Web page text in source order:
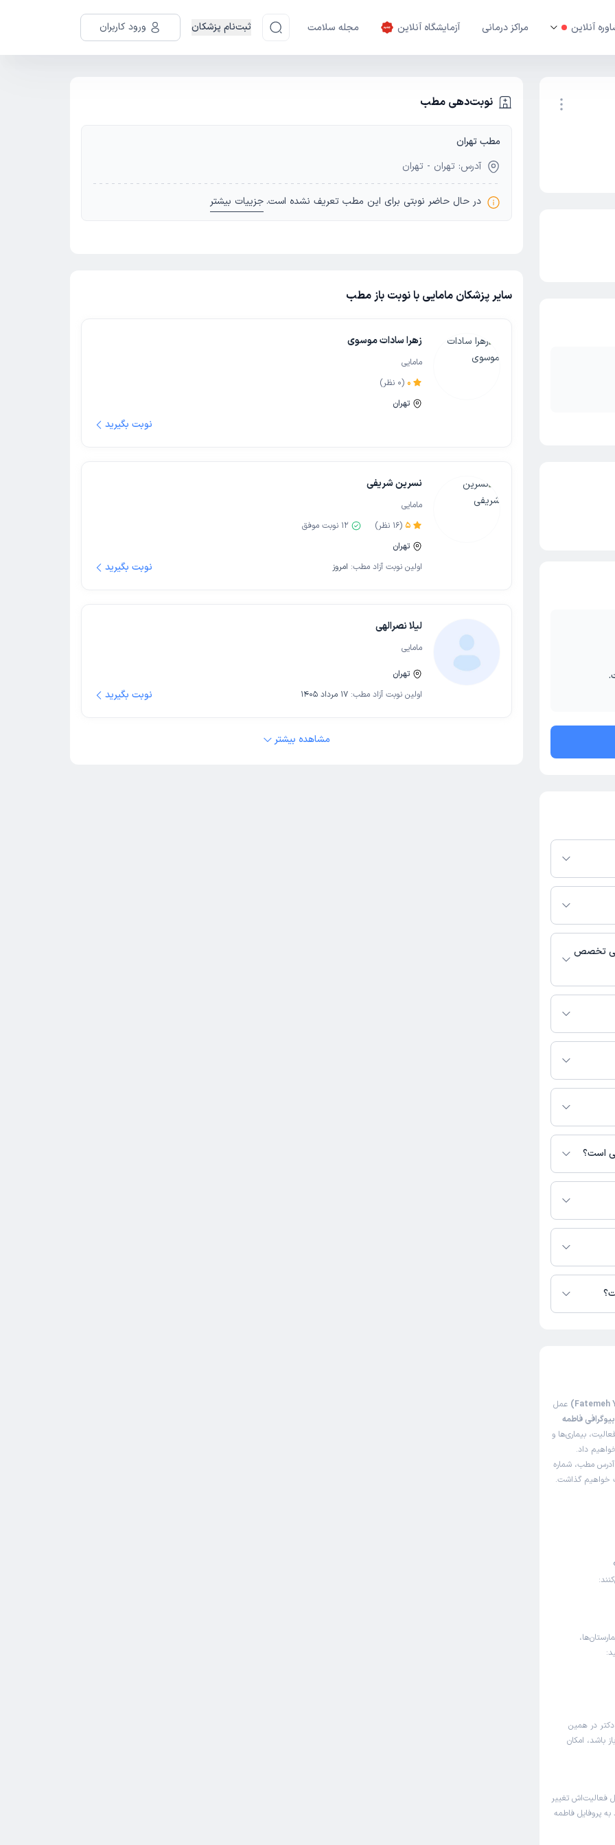
آنلاین مراکز درمانی آزمایشگاه آنلاین مجله سلامت ثبت‌نام پزشکان ورود کاربران
نوبت‌دهی مطب
مطب تهران
آدرس: تهران - تهران
در حال حاضر نوبتی برای این مطب تعریف نشده است. جزییات بیشتر
سایر پزشکان مامایی با نوبت باز مطب
زهرا سادات موسوی
مامایی
0
(
0 نظر)
تهران
نوبت بگیرید
نسرین شریفی
مامایی
5
(
16 نظر) 12 نوبت موفق
تهران
اولین نوبت آزاد مطب: امروز نوبت بگیرید
لیلا نصرالهی
مامایی
تهران
اولین نوبت آزاد مطب: 17 مرداد 1405 نوبت بگیرید
مشاهده بیشتر
دکترتو باشند،
بودن پروفایل
پزشکی و
تخصص
می‌کنند.
صفحه ثبت
است؟
نیست.
در دسترس نیست.
عمل
بیوگرافی فاطمه
بیماری‌ها و
داد.
آدرس مطب، شماره
خواهیم گذاشت.
در همین
باشد، امکان
تغییر
پروفایل فاطمه